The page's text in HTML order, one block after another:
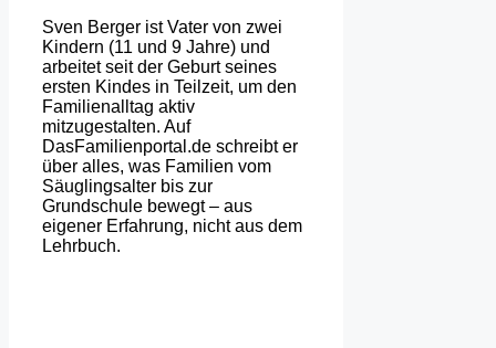
Sven Berger ist Vater von zwei
Kindern (11 und 9 Jahre) und
arbeitet seit der Geburt seines
ersten Kindes in Teilzeit, um den
Familienalltag aktiv
mitzugestalten. Auf
DasFamilienportal.de schreibt er
über alles, was Familien vom
Säuglingsalter bis zur
Grundschule bewegt – aus
eigener Erfahrung, nicht aus dem
Lehrbuch.